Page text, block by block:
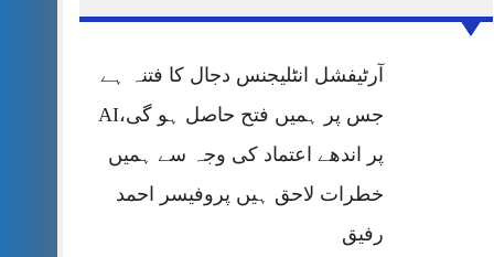
آرٹیفشل انٹلیجنس دجال کا فتنہ ہے
جس پر ہمیں فتح حاصل ہو گی،AI
پر اندھے اعتماد کی وجہ سے ہمیں
خطرات لاحق ہیں پروفیسر احمد
رفیق